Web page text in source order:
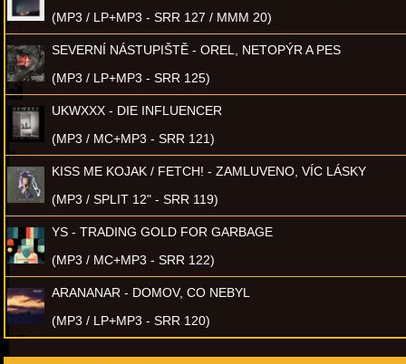
(MP3 / LP+MP3 - SRR 127 / MMM 20)
SEVERNÍ NÁSTUPIŠTĚ - OREL, NETOPÝR A PES
(MP3 / LP+MP3 - SRR 125)
UKWXXX - DIE INFLUENCER
(MP3 / MC+MP3 - SRR 121)
KISS ME KOJAK / FETCH! - ZAMLUVENO, VÍC LÁSKY
(MP3 / SPLIT 12" - SRR 119)
YS - TRADING GOLD FOR GARBAGE
(MP3 / MC+MP3 - SRR 122)
ARANANAR - DOMOV, CO NEBYL
(MP3 / LP+MP3 - SRR 120)